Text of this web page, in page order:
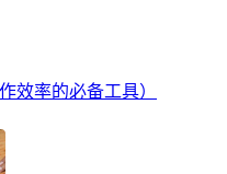
效率的必备工具）